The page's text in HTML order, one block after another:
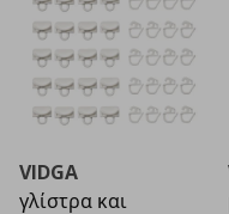
VIDGA
γλίστρα και